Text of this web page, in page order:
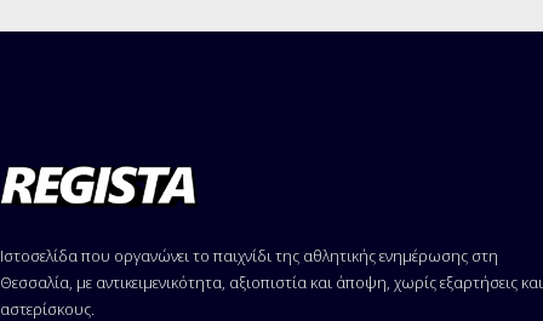
Ιστοσελίδα που οργανώνει το παιχνίδι της αθλητικής ενημέρωσης στη
Θεσσαλία, με αντικειμενικότητα, αξιοπιστία και άποψη, χωρίς εξαρτήσεις και
αστερίσκους.